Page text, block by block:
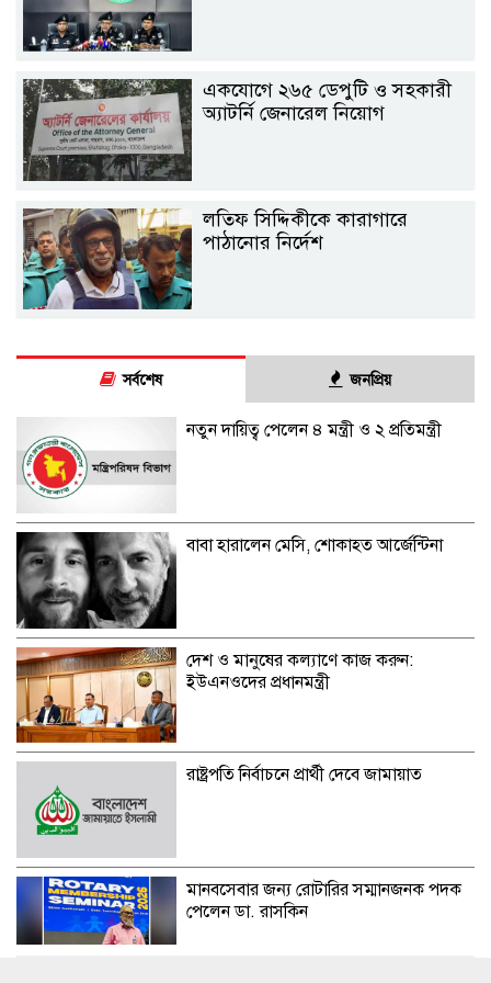
একযোগে ২৬৫ ডেপুটি ও সহকারী
অ্যাটর্নি জেনারেল নিয়োগ
লতিফ সিদ্দিকীকে কারাগারে
পাঠানোর নির্দেশ
সর্বশেষ জনপ্রিয়
নতুন দায়িত্ব পেলেন ৪ মন্ত্রী ও ২ প্রতিমন্ত্রী
বাবা হারালেন মেসি, শোকাহত আর্জেন্টিনা
দেশ ও মানুষের কল্যাণে কাজ করুন:
ইউএনওদের প্রধানমন্ত্রী
রাষ্ট্রপতি নির্বাচনে প্রার্থী দেবে জামায়াত
মানবসেবার জন্য রোটারির সম্মানজনক পদক
পেলেন ডা. রাসকিন